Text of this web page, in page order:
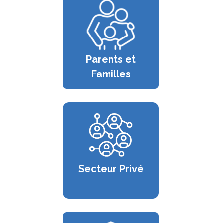
Parents et
Familles
Secteur Privé